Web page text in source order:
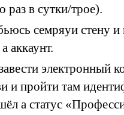
раз в сутки/трое).
семряуи стену и
аккаунт.
электронный
и пройти там
а статус